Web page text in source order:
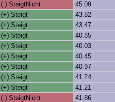
(.) SteigtNicht
45.09
(+) Steigt
43.82
(+) Steigt
43.47
(+) Steigt
40.85
(+) Steigt
40.03
(+) Steigt
40.45
(+) Steigt
40.97
(+) Steigt
41.24
(+) Steigt
41.21
(.) SteigtNicht
41.86